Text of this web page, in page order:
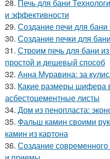
28. Печь для бани
и эффективности
29. Создание печи для
30. Создание печки для
31. Строим печь для бани
простой и дешевый способ
32. Анна Муравина: за
33. Какие размеры шифера
асбестоцементные листы
34. Дом из пенопласта:
35. Фальш камин своими
камин из картона
36. Создание